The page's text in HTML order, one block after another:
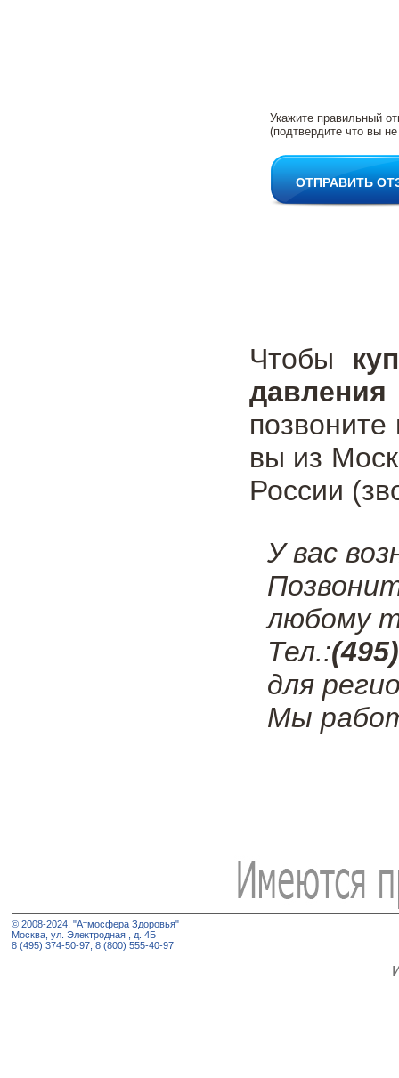
Укажите правильный
(подтвердите что вы
ОТПРАВИТЬ
Чтобы
вы из
России
У вас
любому
Тел.:
для
Мы
© 2008-2024, "Атмосфера Здоровья"
Москва, ул. Электродная , д. 4Б
8 (495) 374-50-97, 8 (800) 555-40-97